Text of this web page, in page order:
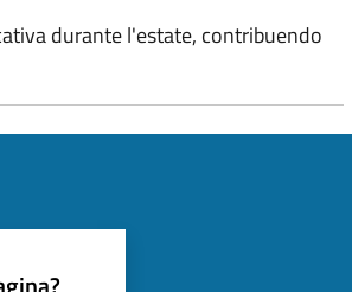
durante l'estate, contribuendo